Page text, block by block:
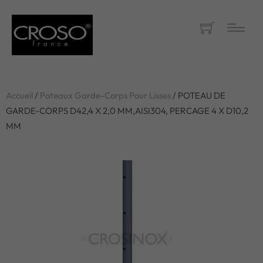
Accueil / Poteaux Garde-Corps Pour Lisses/ POTEAU DE
GARDE-CORPS D42,4 X 2,0 MM,AISI304, PERCAGE 4 X D10,2
MM